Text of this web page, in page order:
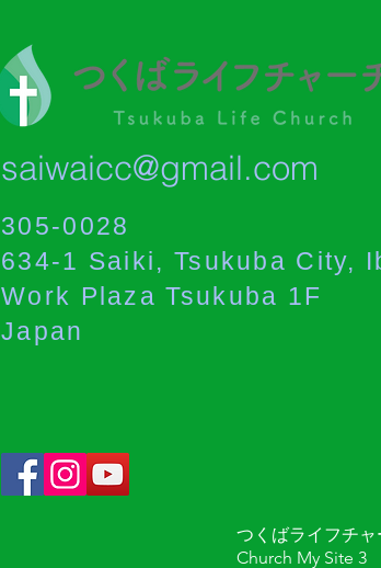
saiwaicc@gmail.com
305-0028
634-1 Saiki, Tsukuba City,
Work Plaza Tsukuba 1F
Japan
つくばライフチ
Church My Site 3